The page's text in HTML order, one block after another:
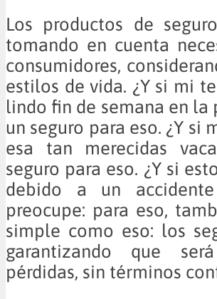
Los productos de
tomando en cuenta
consumidores,
estilos de vida. ¿Y si mi
lindo fin de semana en la
un seguro para eso. ¿Y si
esa tan merecidas
seguro para eso. ¿Y si
debido a un
preocupe: para eso,
simple como eso: los
garantizando que
pérdidas, sin términos